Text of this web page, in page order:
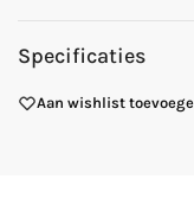
Specificaties
Aan wishlist